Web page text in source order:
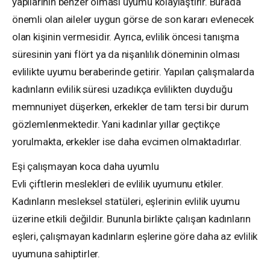
önemli olan aileler uygun görse de son kararı evlenecek
olan kişinin vermesidir. Ayrıca, evlilik öncesi tanışma
süresinin yani flört ya da nişanlılık döneminin olması
evlilikte uyumu beraberinde getirir. Yapılan çalışmalarda
kadınların evlilik süresi uzadıkça evlilikten duyduğu
memnuniyet düşerken, erkekler de tam tersi bir durum
gözlemlenmektedir. Yani kadınlar yıllar geçtikçe
yorulmakta, erkekler ise daha evcimen olmaktadırlar.
Eşi çalışmayan koca daha uyumlu
Evli çiftlerin meslekleri de evlilik uyumunu etkiler.
Kadınların mesleksel statüleri, eşlerinin evlilik uyumu
üzerine etkili değildir. Bununla birlikte çalışan kadınların
eşleri, çalışmayan kadınların eşlerine göre daha az evlilik
uyumuna sahiptirler.